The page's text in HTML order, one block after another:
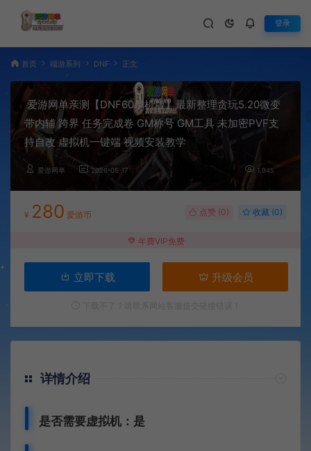
登录
首页 端游系列 DNF 正文
爱游网单亲测【DNF60单机版】最新整理贪玩5.20微变
带内辅 跨界 任务完成卷 GM称号 GM工具 未加密PVF支
持自改 虚拟机一键端 视频安装教学
爱游网单 2026-05-17 1,945
¥ 280 爱游币 点赞 (0) 收藏 (0)
年费VIP免费
立即下载 升级会员
详情介绍
是否需要虚拟机：是